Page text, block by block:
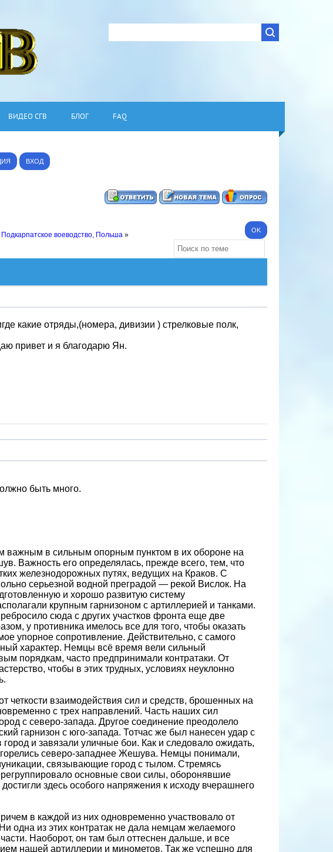
ВИДЕО СГВ БЛОГ FAQ
ВХОД
Подкарпатское воеводство, Польша »
какие отряды,(номера, дивизии ) стрелковые полк,
привет и я благодарю Ян.
быть много.
в сильным опорным пунктом в их обороне на
Важность его определялась, прежде всего, тем, что
железнодорожных путях, ведущих на Краков. С
серьезной водной преградой — рекой Вислок. На
и хорошо развитую систему
крупным гарнизоном с артиллерией и танками.
сюда с других участков фронта еще две
у противника имелось все для того, чтобы оказать
упорное сопротивление. Действительно, с самого
характер. Немцы всё время вели сильный
порядкам, часто предпринимали контратаки. От
чтобы в этих трудных, условиях неуклонно
четкости взаимодействия сил и средств, брошенных на
с трех направлений. Часть наших сил
с северо-запада. Другое соединение преодолело
гарнизон с юго-запада. Тотчас же был нанесен удар с
и завязали уличные бои. Как и следовало ожидать,
северо-западнее Жешува. Немцы понимали,
связывающие город с тылом. Стремясь
основные свои силы, оборонявшие
здесь особого напряжения к исходу вчерашнего
в каждой из них одновременно участвовало от
одна из этих контратак не дала немцам желаемого
Наоборот, он там был оттеснен дальше, и все
нашей артиллерии и минометов. Так же успешно для